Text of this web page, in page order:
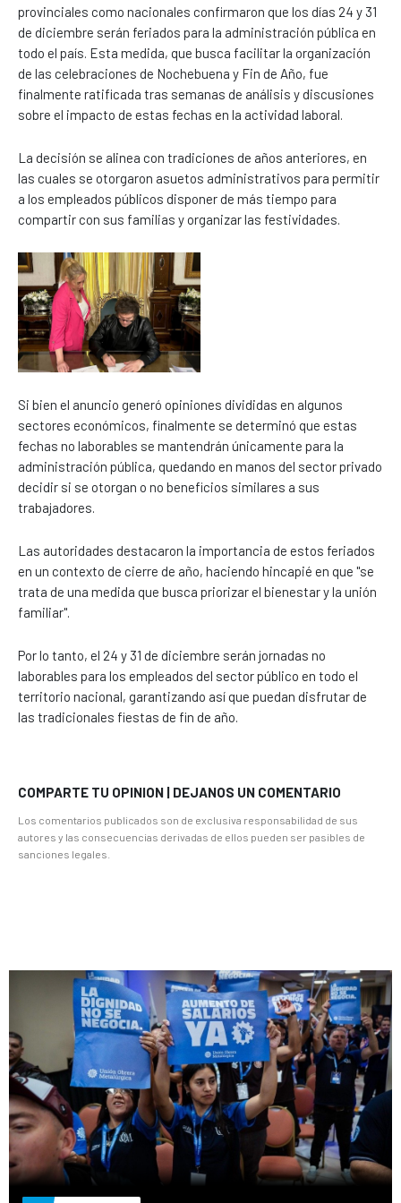
provinciales como nacionales confirmaron que los días 24 y 31
de diciembre serán feriados para la administración pública en
todo el país. Esta medida, que busca facilitar la organización
de las celebraciones de Nochebuena y Fin de Año, fue
finalmente ratificada tras semanas de análisis y discusiones
sobre el impacto de estas fechas en la actividad laboral.
La decisión se alinea con tradiciones de años anteriores, en
las cuales se otorgaron asuetos administrativos para permitir
a los empleados públicos disponer de más tiempo para
compartir con sus familias y organizar las festividades.
Si bien el anuncio generó opiniones divididas en algunos
sectores económicos, finalmente se determinó que estas
fechas no laborables se mantendrán únicamente para la
administración pública, quedando en manos del sector privado
decidir si se otorgan o no beneficios similares a sus
trabajadores.
Las autoridades destacaron la importancia de estos feriados
en un contexto de cierre de año, haciendo hincapié en que "se
trata de una medida que busca priorizar el bienestar y la unión
familiar".
Por lo tanto, el 24 y 31 de diciembre serán jornadas no
laborables para los empleados del sector público en todo el
territorio nacional, garantizando así que puedan disfrutar de
las tradicionales fiestas de fin de año.
COMPARTE TU OPINION | DEJANOS UN COMENTARIO
Los comentarios publicados son de exclusiva responsabilidad de sus
autores y las consecuencias derivadas de ellos pueden ser pasibles de
sanciones legales.